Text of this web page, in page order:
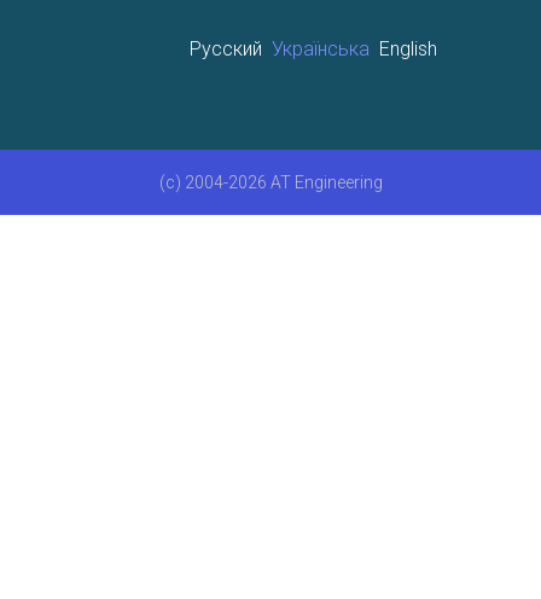
Русский Українська English
(c) 2004-2026 AT Engineering